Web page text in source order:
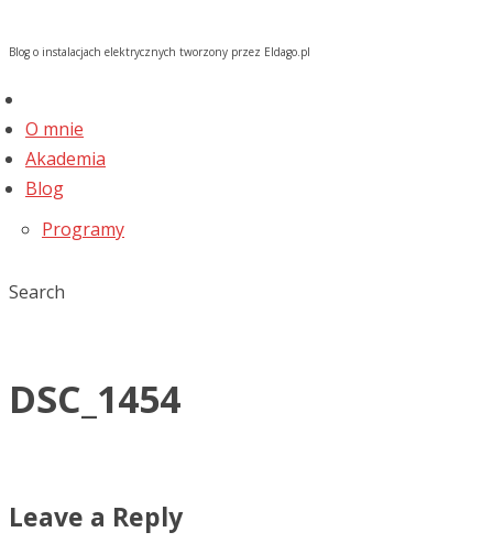
Blog o instalacjach elektrycznych tworzony przez Eldago.pl
O mnie
Akademia
Blog
Programy
Search
DSC_1454
Leave a Reply